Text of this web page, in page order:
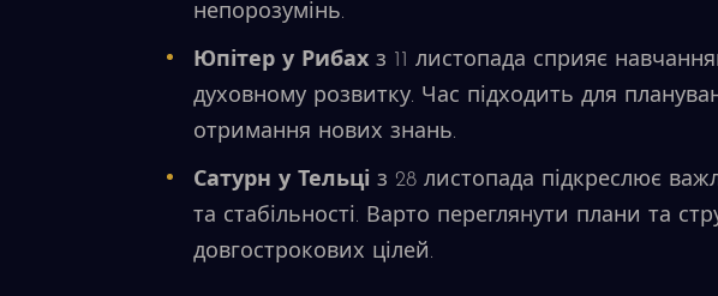
непорозумінь.
Юпітер у Рибах з 11 листопада сприяє
духовному розвитку. Час підходить для
отримання нових знань.
Сатурн у Тельці з 28 листопада підкреслює
та стабільності. Варто переглянути плани та
довгострокових цілей.